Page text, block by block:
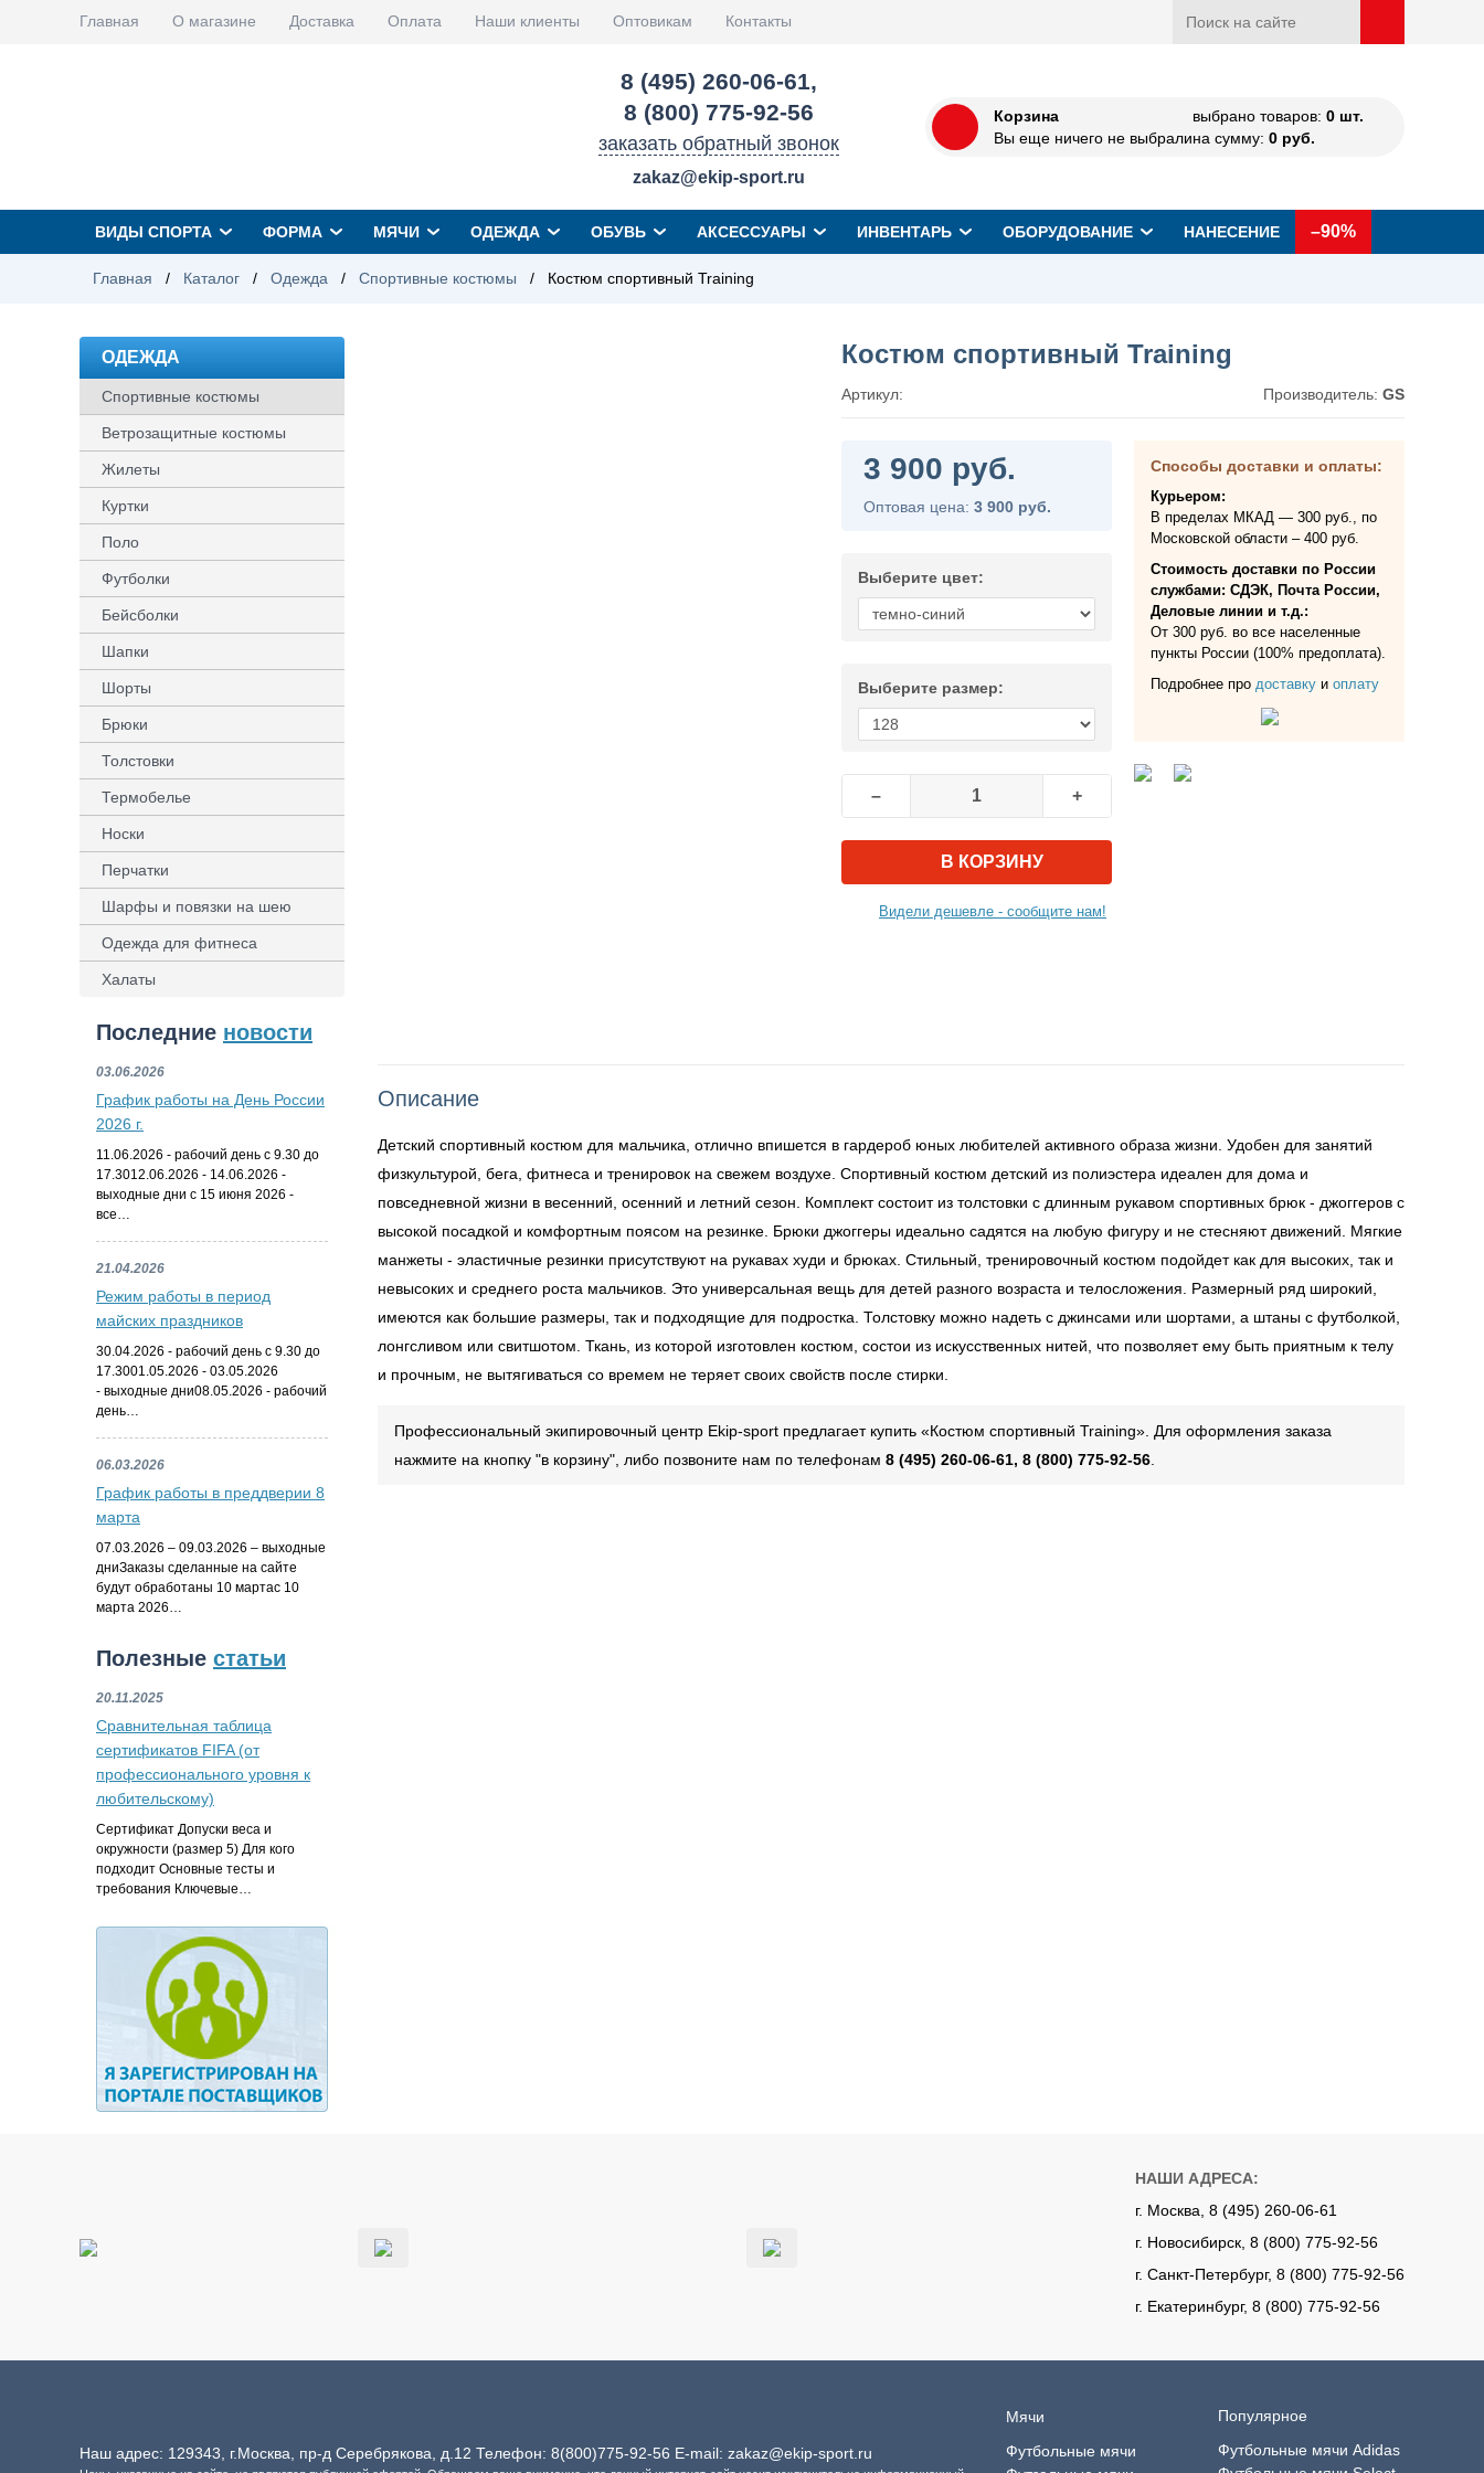
Главная О магазине Доставка Оплата Наши клиенты Оптовикам Контакты
8 (495) 260-06-61,
8 (800) 775-92-56
заказать обратный звонок
zakaz@ekip-sport.ru
Корзина
Вы еще ничего не выбрали
выбрано товаров: 0 шт.
на сумму: 0 руб.
ВИДЫ СПОРТА ФОРМА МЯЧИ ОДЕЖДА ОБУВЬ АКСЕССУАРЫ ИНВЕНТАРЬ ОБОРУДОВАНИЕ НАНЕСЕНИЕ –90%
Главная / Каталог / Одежда / Спортивные костюмы / Костюм спортивный Training
ОДЕЖДА
Спортивные костюмы
Ветрозащитные костюмы
Жилеты
Куртки
Поло
Футболки
Бейсболки
Шапки
Шорты
Брюки
Толстовки
Термобелье
Носки
Перчатки
Шарфы и повязки на шею
Одежда для фитнеса
Халаты
Последние новости
03.06.2026
График работы на День России
2026 г.
11.06.2026 - рабочий день с 9.30 до
17.3012.06.2026 - 14.06.2026 -
выходные дни с 15 июня 2026 -
все…
21.04.2026
Режим работы в период
майских праздников
30.04.2026 - рабочий день с 9.30 до
17.3001.05.2026 - 03.05.2026
- выходные дни08.05.2026 - рабочий
день…
06.03.2026
График работы в преддверии 8
марта
07.03.2026 – 09.03.2026 – выходные
дниЗаказы сделанные на сайте
будут обработаны 10 мартас 10
марта 2026…
Полезные статьи
20.11.2025
Сравнительная таблица
сертификатов FIFA (от
профессионального уровня к
любительскому)
Сертификат Допуски веса и
окружности (размер 5) Для кого
подходит Основные тесты и
требования Ключевые…
Костюм спортивный Training
Артикул: Производитель: GS
3 900 руб.
Оптовая цена: 3 900 руб.
Выберите цвет:
Выберите размер:
– +
В КОРЗИНУ
Видели дешевле - сообщите нам!
Способы доставки и оплаты:
Курьером:
В пределах МКАД — 300 руб., по
Московской области – 400 руб.
Стоимость доставки по России
службами: СДЭК, Почта России,
Деловые линии и т.д.:
От 300 руб. во все населенные
пункты России (100% предоплата).
Подробнее про доставку и оплату
Описание
Детский спортивный костюм для мальчика, отлично впишется в гардероб юных любителей активного образа жизни. Удобен для занятий
физкультурой, бега, фитнеса и тренировок на свежем воздухе. Спортивный костюм детский из полиэстера идеален для дома и
повседневной жизни в весенний, осенний и летний сезон. Комплект состоит из толстовки с длинным рукавом спортивных брюк - джоггеров с
высокой посадкой и комфортным поясом на резинке. Брюки джоггеры идеально садятся на любую фигуру и не стесняют движений. Мягкие
манжеты - эластичные резинки присутствуют на рукавах худи и брюках. Стильный, тренировочный костюм подойдет как для высоких, так и
невысоких и среднего роста мальчиков. Это универсальная вещь для детей разного возраста и телосложения. Размерный ряд широкий,
имеются как большие размеры, так и подходящие для подростка. Толстовку можно надеть с джинсами или шортами, а штаны с футболкой,
лонгсливом или свитшотом. Ткань, из которой изготовлен костюм, состои из искусственных нитей, что позволяет ему быть приятным к телу
и прочным, не вытягиваться со времем не теряет своих свойств после стирки.
Профессиональный экипировочный центр Ekip-sport предлагает купить «Костюм спортивный Training». Для оформления заказа
нажмите на кнопку "в корзину", либо позвоните нам по телефонам 8 (495) 260-06-61, 8 (800) 775-92-56
НАШИ АДРЕСА:
г. Москва, 8 (495) 260-06-61
г. Новосибирск, 8 (800) 775-92-56
г. Санкт-Петербург, 8 (800) 775-92-56
г. Екатеринбург, 8 (800) 775-92-56
Наш адрес: 129343, г.Москва, пр-д Серебрякова, д.12 Телефон: 8(800)775-92-56 E-mail: zakaz@ekip-sport.ru
Мячи
Футбольные мячи
Популярное
Футбольные мячи Adidas